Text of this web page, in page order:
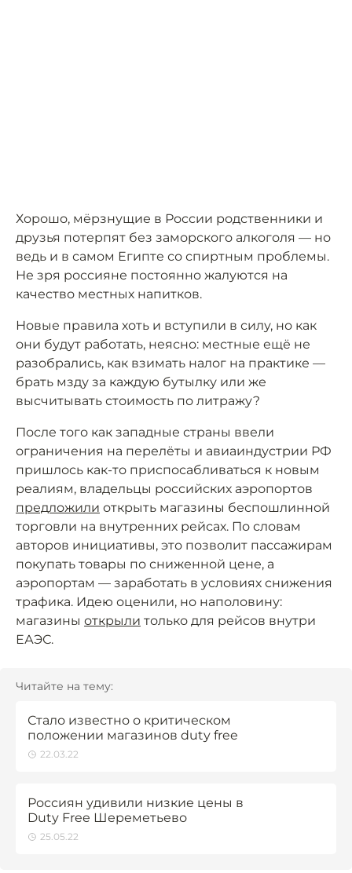
Хорошо, мёрзнущие в России родственники и
друзья потерпят без заморского алкоголя — но
ведь и в самом Египте со спиртным проблемы.
Не зря россияне постоянно жалуются на
качество местных напитков.
Новые правила хоть и вступили в силу, но как
они будут работать, неясно: местные ещё не
разобрались, как взимать налог на практике —
брать мзду за каждую бутылку или же
высчитывать стоимость по литражу?
После того как западные страны ввели
ограничения на перелёты и авиаиндустрии РФ
пришлось как-то приспосабливаться к новым
реалиям, владельцы российских аэропортов
предложили открыть магазины беспошлинной
торговли на внутренних рейсах. По словам
авторов инициативы, это позволит пассажирам
покупать товары по сниженной цене, а
аэропортам — заработать в условиях снижения
трафика. Идею оценили, но наполовину:
магазины открыли только для рейсов внутри
ЕАЭС.
Читайте на тему:
Стало известно о критическом
положении магазинов duty free
22.03.22
Россиян удивили низкие цены в
Duty Free Шереметьево
25.05.22